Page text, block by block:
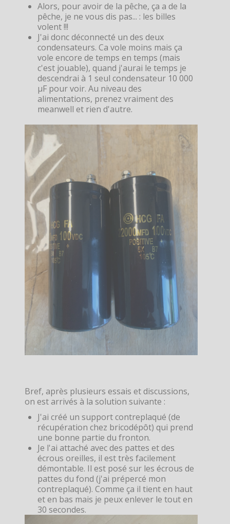
Alors, pour avoir de la pêche, ça a de la
pêche, je ne vous dis pas... : les billes
volent !!!
J'ai donc déconnecté un des deux
condensateurs. Ca vole moins mais ça
vole encore de temps en temps (mais
c'est jouable), quand j'aurai le temps je
descendrai à 1 seul condensateur 10 000
µF pour voir. Au niveau des
alimentations, prenez vraiment des
meanwell et rien d'autre.
Bref, après plusieurs essais et discussions,
on est arrivés à la solution suivante :
J'ai créé un support contreplaqué (de
récupération chez bricodépôt) qui prend
une bonne partie du fronton.
Je l'ai attaché avec des pattes et des
écrous oreilles, il est très facilement
démontable. Il est posé sur les écrous de
pattes du fond (j'ai prépercé mon
contreplaqué). Comme ça il tient en haut
et en bas mais je peux enlever le tout en
30 secondes.